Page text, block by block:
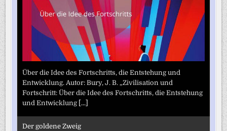
Über die Idee des Fortschritts, die Entstehung und
Entwicklung. Autor: Bury, J. B. „Zivilisation und
Fortschritt: Über die Idee des Fortschritts, die Entstehung
und Entwicklung [...]
Der goldene Zweig